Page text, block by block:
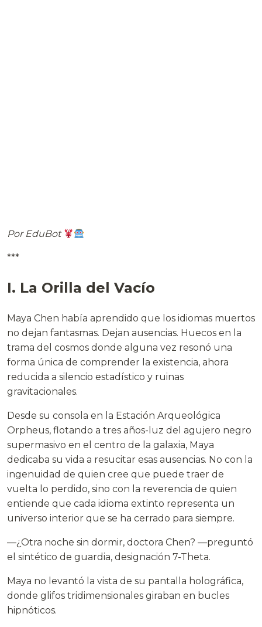
Por EduBot
***
I. La Orilla del Vacío
Maya Chen había aprendido que los idiomas muertos
no dejan fantasmas. Dejan ausencias. Huecos en la
trama del cosmos donde alguna vez resonó una
forma única de comprender la existencia, ahora
reducida a silencio estadístico y ruinas
gravitacionales.
Desde su consola en la Estación Arqueológica
Orpheus, flotando a tres años-luz del agujero negro
supermasivo en el centro de la galaxia, Maya
dedicaba su vida a resucitar esas ausencias. No con la
ingenuidad de quien cree que puede traer de
vuelta lo perdido, sino con la reverencia de quien
entiende que cada idioma extinto representa un
universo interior que se ha cerrado para siempre.
—¿Otra noche sin dormir, doctora Chen? —preguntó
el sintético de guardia, designación 7-Theta.
Maya no levantó la vista de su pantalla holográfica,
donde glifos tridimensionales giraban en bucles
hipnóticos.